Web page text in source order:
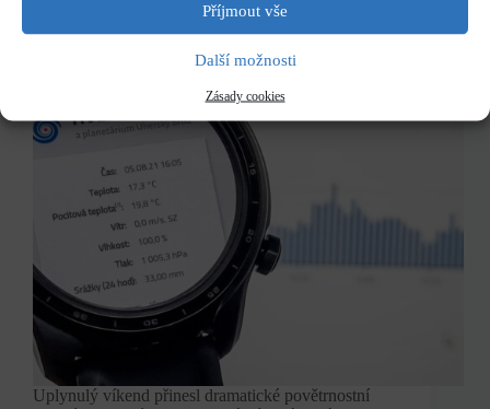
Příjmout vše
Další možnosti
Zásady cookies
Uplynulý víkend přinesl dramatické povětrnostní